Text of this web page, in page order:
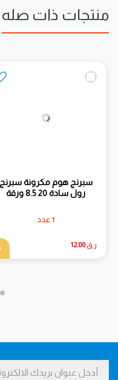
منتجات ذات صله
سبرنج هوم مكرونة سبرنج
رول سادة 20 8.5 ورقة
1 عدد
ر.ق12.00